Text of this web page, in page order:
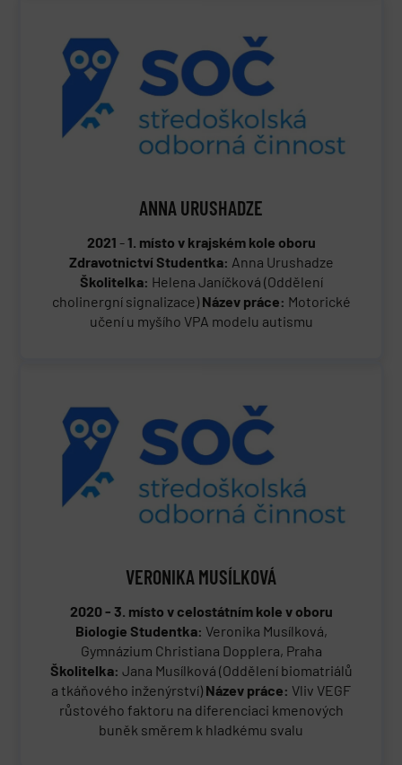
ANNA URUSHADZE
2021 -1. místo v krajském kole oboru
Zdravotnictví Studentka: Anna Urushadze
Školitelka: Helena Janíčková (Oddělení
cholinergní signalizace) Název práce: Motorické
učení u myšího VPA modelu autismu
VERONIKA MUSÍLKOVÁ
2020 - 3. místo v celostátním kole v oboru
Biologie Studentka: Veronika Musílková,
Gymnázium Christiana Dopplera, Praha
Školitelka: Jana Musílková (Oddělení biomatriálů
a tkáňového inženýrství) Název práce: Vliv VEGF
růstového faktoru na diferenciaci kmenových
buněk směrem k hladkému svalu